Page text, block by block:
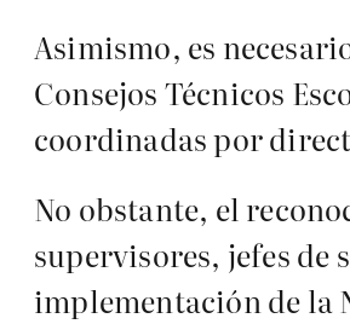
Asimismo, es
Consejos Técnicos
coordinadas por
No obstante, el
supervisores, jefes de
implementación de la